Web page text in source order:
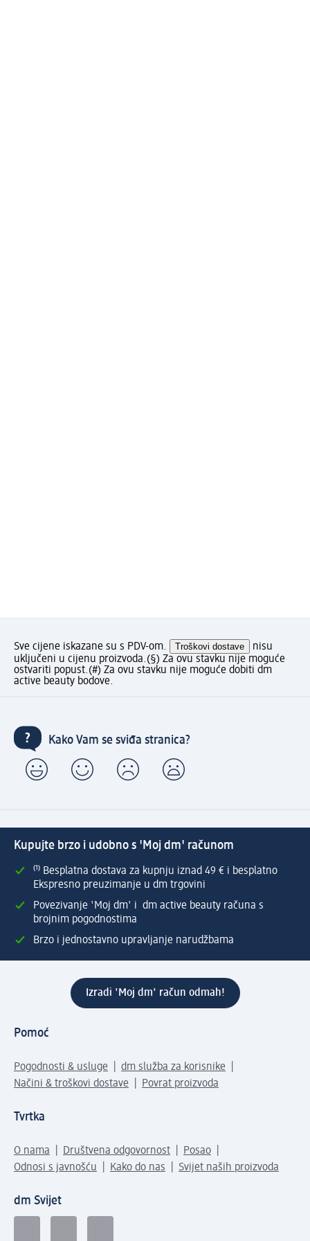
Sve cijene iskazane su s PDV-om. Troškovi dostave
nisu
uključeni u cijenu proizvoda.(§) Za ovu stavku nije moguće
ostvariti popust.(#) Za ovu stavku nije moguće dobiti dm
active beauty bodove.
Kako Vam se sviđa stranica?
Kupujte brzo i udobno s 'Moj dm' računom
⁽¹⁾ Besplatna dostava za kupnju iznad 49 € i besplatno
Ekspresno preuzimanje u dm trgovini
Povezivanje 'Moj dm' i dm active beauty računa s
brojnim pogodnostima
Brzo i jednostavno upravljanje narudžbama
Izradi 'Moj dm' račun odmah!
Pomoć
Pogodnosti & usluge
dm služba za korisnike
Načini & troškovi dostave
Povrat proizvoda
Tvrtka
O nama Društvena odgovornost
Posao
Odnosi s javnošću
Kako do nas Svijet naših proizvoda
dm Svijet